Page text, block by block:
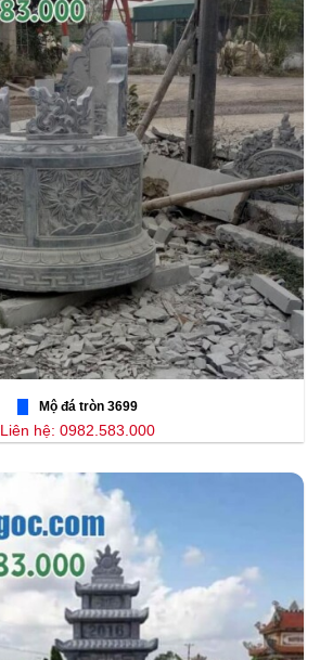
Mộ đá tròn 3699
Liên hệ: 0982.583.000